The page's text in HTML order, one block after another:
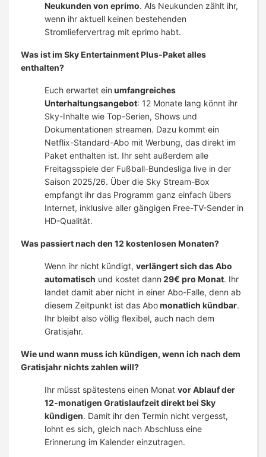
Neukunden von eprimo. Als Neukunden zählt ihr,
wenn ihr aktuell keinen bestehenden
Stromliefervertrag mit eprimo habt.
Was ist im Sky Entertainment Plus-Paket alles
enthalten?
Euch erwartet ein umfangreiches
Unterhaltungsangebot: 12 Monate lang könnt ihr
Sky-Inhalte wie Top-Serien, Shows und
Dokumentationen streamen. Dazu kommt ein
Netflix-Standard-Abo mit Werbung, das direkt im
Paket enthalten ist. Ihr seht außerdem alle
Freitagsspiele der Fußball-Bundesliga live in der
Saison 2025/26. Über die Sky Stream-Box
empfangt ihr das Programm ganz einfach übers
Internet, inklusive aller gängigen Free-TV-Sender in
HD-Qualität.
Was passiert nach den 12 kostenlosen Monaten?
Wenn ihr nicht kündigt, verlängert sich das Abo
automatisch und kostet dann 29€ pro Monat. Ihr
landet damit aber nicht in einer Abo-Falle, denn ab
diesem Zeitpunkt ist das Abomonatlich kündbar.
Ihr bleibt also völlig flexibel, auch nach dem
Gratisjahr.
Wie und wann muss ich kündigen, wenn ich nach dem
Gratisjahr nichts zahlen will?
Ihr müsst spätestens einen Monat vor Ablauf der
12-monatigen Gratislaufzeit direkt bei Sky
kündigen. Damit ihr den Termin nicht vergesst,
lohnt es sich, gleich nach Abschluss eine
Erinnerung im Kalender einzutragen.